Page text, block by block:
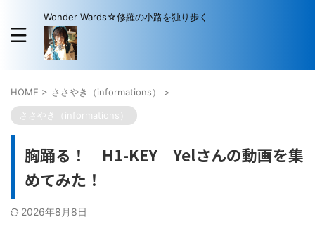
Wonder Wards☆修羅の小路を独り歩く
HOME > ささやき（informations） >
ささやき（informations）
胸踊る！ H1-KEY Yelさんの動画を集
めてみた！
2026年8月8日